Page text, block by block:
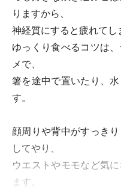
りますから、
神経質にすると疲れてし
ゆっくり食べるコツは
メで、
箸を途中で置いたり、
す。
顔周りや背中がすっき
してやり、
ウエストやモモなど気
ます。